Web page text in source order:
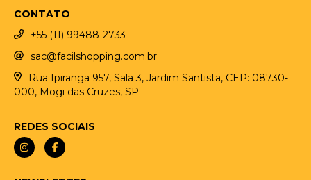
CONTATO
+55 (11) 99488-2733
sac@facilshopping.com.br
Rua Ipiranga 957, Sala 3, Jardim Santista, CEP: 08730-
000, Mogi das Cruzes, SP
REDES SOCIAIS